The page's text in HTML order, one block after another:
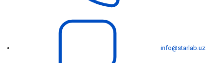
info@starlab.uz